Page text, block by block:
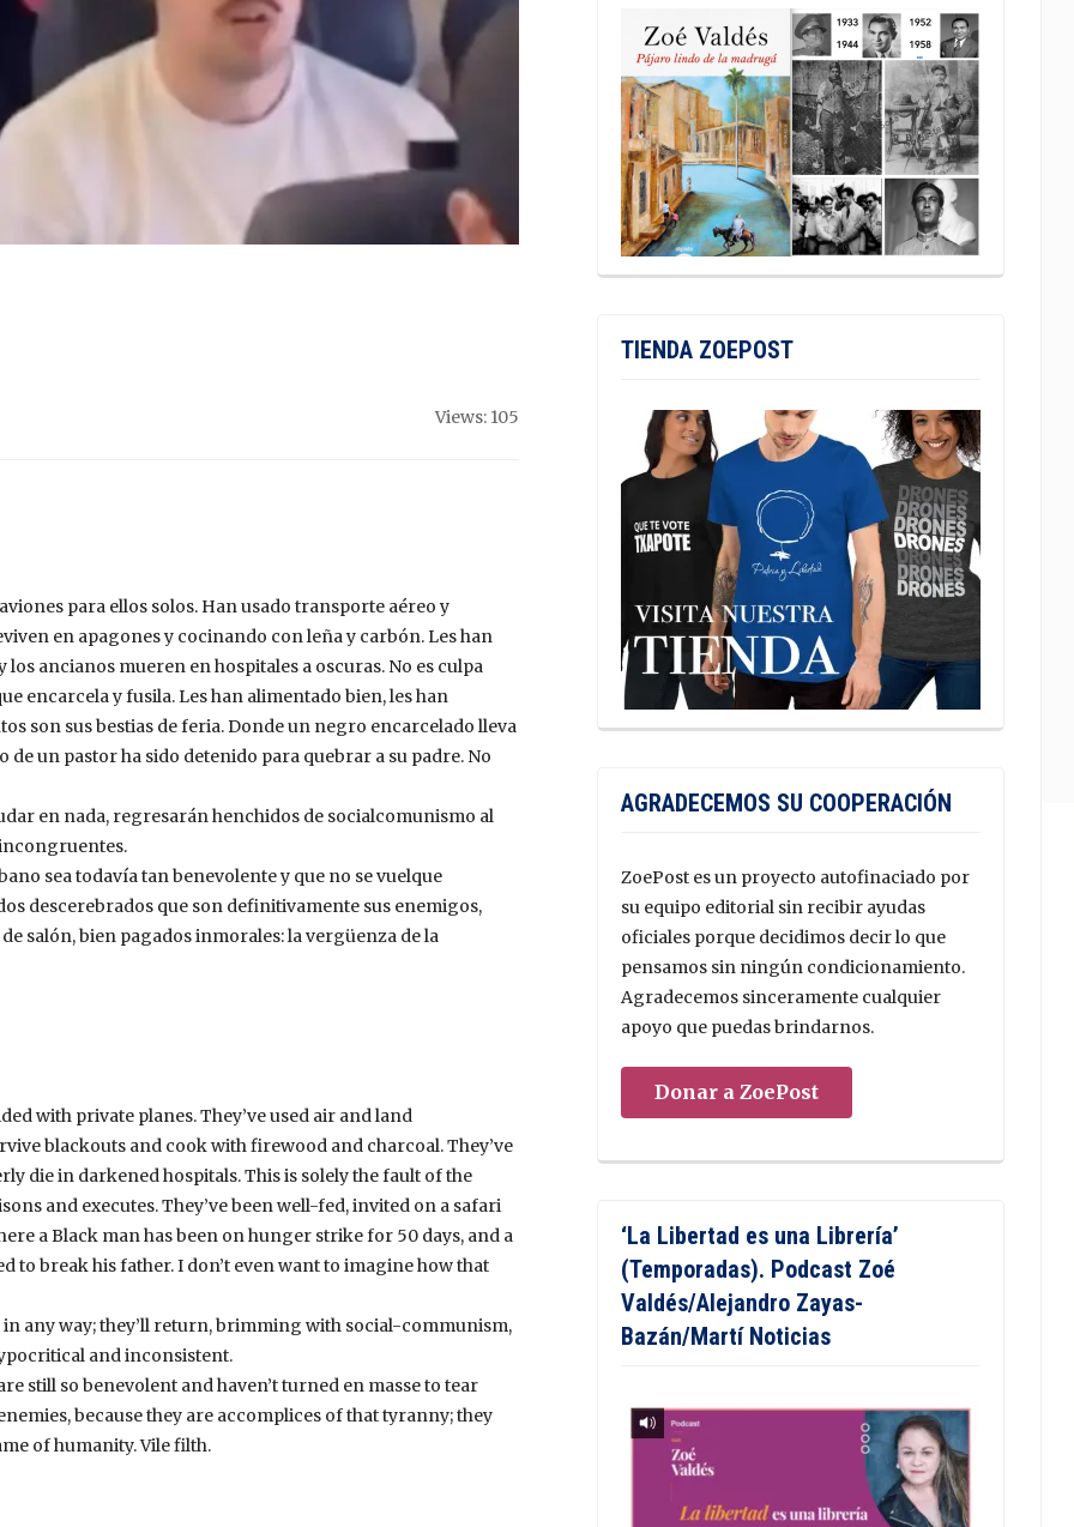
Views: 105
para ellos solos. Han usado transporte aéreo y
en apagones y cocinando con leña y carbón. Les han
ancianos mueren en hospitales a oscuras. No es culpa
encarcela y fusila. Les han alimentado bien, les han
son sus bestias de feria. Donde un negro encarcelado lleva
un pastor ha sido detenido para quebrar a su padre. No
en nada, regresarán henchidos de socialcomunismo al
sea todavía tan benevolente y que no se vuelque
descerebrados que son definitivamente sus enemigos,
salón, bien pagados inmorales: la vergüenza de la
with private planes. They’ve used air and land
blackouts and cook with firewood and charcoal. They’ve
die in darkened hospitals. This is solely the fault of the
and executes. They’ve been well-fed, invited on a safari
a Black man has been on hunger strike for 50 days, and a
to break his father. I don’t even want to imagine how that
in any way; they’ll return, brimming with social-communism,
and inconsistent.
still so benevolent and haven’t turned en masse to tear
because they are accomplices of that tyranny; they
of humanity. Vile filth.
TIENDA ZOEPOST
AGRADECEMOS SU COOPERACIÓN
ZoePost es un proyecto autofinaciado por
su equipo editorial sin recibir ayudas
oficiales porque decidimos decir lo que
pensamos sin ningún condicionamiento.
Agradecemos sinceramente cualquier
apoyo que puedas brindarnos.
Donar a ZoePost
‘La Libertad es una Librería’
(Temporadas). Podcast Zoé
Valdés/Alejandro Zayas-
Bazán/Martí Noticias